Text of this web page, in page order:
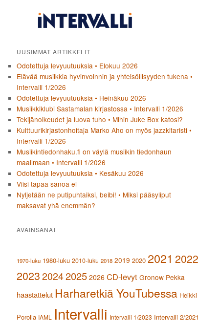
UUSIMMAT ARTIKKELIT
Odotettuja levyuutuuksia • Elokuu 2026
Elävää musiikkia hyvinvoinnin ja yhteisöllisyyden tukena •
Intervalli 1/2026
Odotettuja levyuutuuksia • Heinäkuu 2026
Musiikkiklubi Sastamalan kirjastossa • Intervalli 1/2026
Tekijänoikeudet ja luova tuho • Mihin Juke Box katosi?
Kulttuurikirjastonhoitaja Marko Aho on myös jazzkitaristi •
Intervalli 1/2026
Musiikintiedonhaku.fi on väylä musiikin tiedonhaun
maailmaan • Intervalli 1/2026
Odotettuja levyuutuuksia • Kesäkuu 2026
Viisi tapaa sanoa ei
Nyljetään ne putipuhtaiksi, beibi! • Miksi pääsyliput
maksavat yhä enemmän?
AVAINSANAT
1970-luku 1980-luku 2010-luku 2018 2019 2020 2021 2022
202320242025 2026 CD-levyt Gronow Pekka
haastattelut Harharetkiä YouTubessa Heikki
Poroila IAML Intervalli Intervalli 1/2023 Intervalli 2/2021